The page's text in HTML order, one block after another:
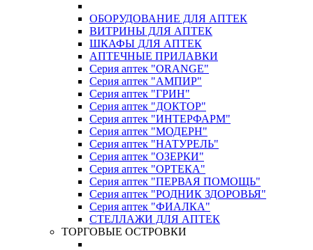
ОБОРУДОВАНИЕ ДЛЯ АПТЕК
ВИТРИНЫ ДЛЯ АПТЕК
ШКАФЫ ДЛЯ АПТЕК
АПТЕЧНЫЕ ПРИЛАВКИ
Серия аптек "ORANGE"
Серия аптек "АМПИР"
Серия аптек "ГРИН"
Серия аптек "ДОКТОР"
Серия аптек "ИНТЕРФАРМ"
Серия аптек "МОДЕРН"
Серия аптек "НАТУРЕЛЬ"
Серия аптек "ОЗЕРКИ"
Серия аптек "ОРТЕКА"
Серия аптек "ПЕРВАЯ ПОМОЩЬ"
Серия аптек "РОДНИК ЗДОРОВЬЯ"
Серия аптек "ФИАЛКА"
СТЕЛЛАЖИ ДЛЯ АПТЕК
ТОРГОВЫЕ ОСТРОВКИ